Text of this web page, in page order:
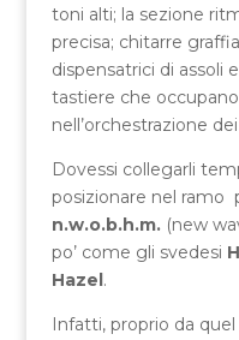
toni alti; la sezione
precisa; chitarre
dispensatrici di assoli
tastiere che
nell’orchestrazione
Dovessi collegarli
posizionare nel ramo
n.w.o.b.h.m.(new
po’ come gli svedesi
Hazel.
Infatti, proprio da